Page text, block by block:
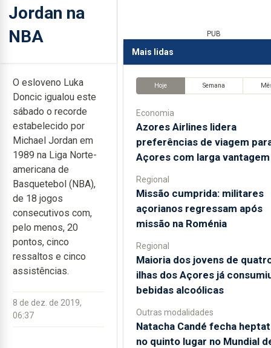
Jordan na
NBA
O esloveno Luka
Doncic igualou este
sábado o recorde
estabelecido por
Michael Jordan em
1989 na Liga Norte-
americana de
Basquetebol (NBA),
de 18 jogos
consecutivos com,
pelo menos, 20
pontos, cinco
ressaltos e cinco
assistências.
8 de dez. de 2019,
06:37
PUB
Mais lidas
Hoje Semana
Economia
Azores Airlines lidera
preferências de viagem
Açores com larga vantagem
Regional
Missão cumprida: militares
açorianos regressam após
missão na Roménia
Regional
Maioria dos jovens de
ilhas dos Açores já
bebidas alcoólicas
Outras modalidades
Natacha Candé fecha
no quinto lugar no Mundial